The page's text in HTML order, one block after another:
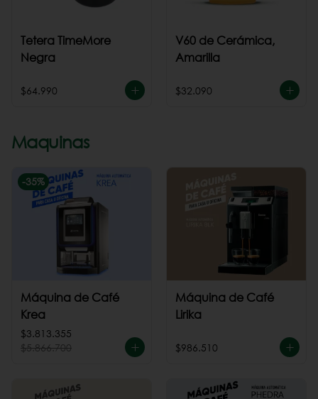
Tetera TimeMore
Negra
$64.990
V60 de Cerámica,
Amarilla
$32.090
Maquinas
-35%
Máquina de Café
Krea
$3.813.355
$5.866.700
Máquina de Café
Lirika
$986.510